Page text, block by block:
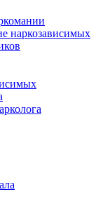
наркозависимых